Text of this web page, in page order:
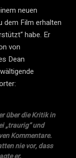
neuen
dem Film erhalten
habe. Er
von
Dean
über die Kritik in
„traurig“ und
Kommentare.
nie vor, dass